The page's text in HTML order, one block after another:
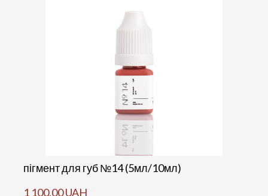
пігмент для губ №14 (5мл/10мл)
1 100,00 UAH